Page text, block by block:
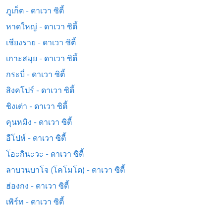
ภูเก็ต - ดาเวา ซิตี้
หาดใหญ่ - ดาเวา ซิตี้
เชียงราย - ดาเวา ซิตี้
เกาะสมุย - ดาเวา ซิตี้
กระบี่ - ดาเวา ซิตี้
สิงคโปร์ - ดาเวา ซิตี้
ชิงเต่า - ดาเวา ซิตี้
คุนหมิง - ดาเวา ซิตี้
อีโปห์ - ดาเวา ซิตี้
โอะกินะวะ - ดาเวา ซิตี้
ลาบวนบาโจ (โคโมโด) - ดาเวา ซิตี้
ฮ่องกง - ดาเวา ซิตี้
เพิร์ท - ดาเวา ซิตี้